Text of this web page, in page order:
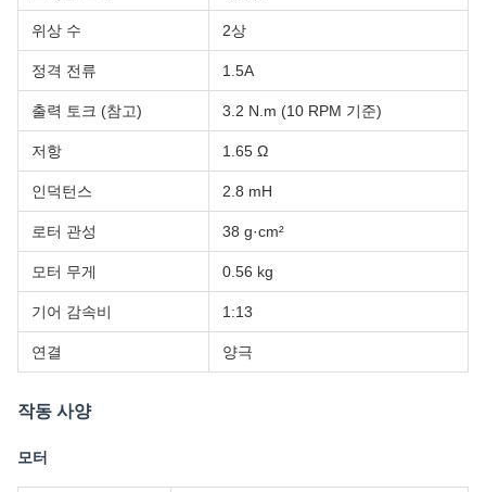
위상 수 2상
정격 전류 1.5A
출력 토크 (참고) 3.2 N.m (10 RPM 기준)
저항 1.65 Ω
인덕턴스 2.8 mH
로터 관성 38 g·cm²
모터 무게 0.56 kg
기어 감속비 1:13
연결 양극
작동 사양
모터